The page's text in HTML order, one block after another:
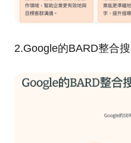
2.Google的BARD整合